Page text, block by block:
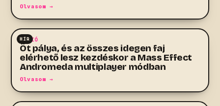
Olvasom →
HÍR
AKCIÓ
Öt pálya, és az összes idegen faj
elérhető lesz kezdéskor a Mass Effect
Andromeda multiplayer módban
Olvasom →